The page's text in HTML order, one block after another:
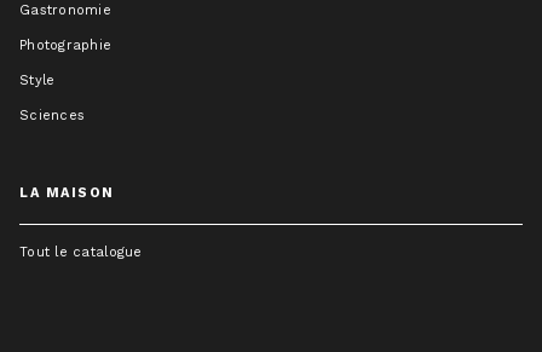
Gastronomie
Photographie
Style
Sciences
LA MAISON
Tout le catalogue